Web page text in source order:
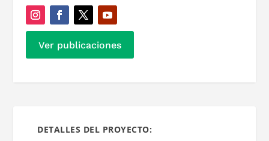
Ver publicaciones
DETALLES DEL PROYECTO: